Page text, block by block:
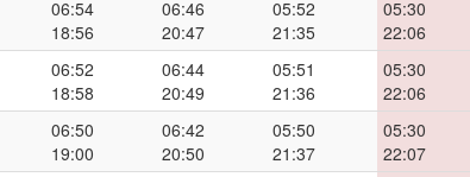
06:54
18:56
06:46
20:47
05:52
21:35
05:30
22:06
06:52
18:58
06:44
20:49
05:51
21:36
05:30
22:06
06:50
19:00
06:42
20:50
05:50
21:37
05:30
22:07